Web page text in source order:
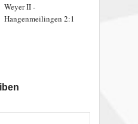
Weyer II -
Hangenmeilingen 2:1